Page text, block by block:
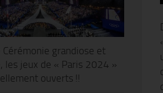
Cérémonie grandiose et
les jeux de « Paris 2024 »
ouverts !!